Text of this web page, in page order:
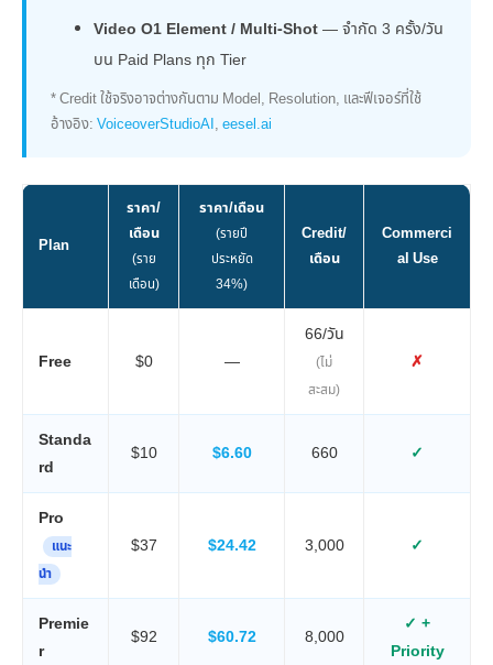
Video O1 Element / Multi-Shot— จำกัด 3 ครั้ง/วัน
บน Paid Plans ทุก Tier
* Credit ใช้จริงอาจต่างกันตาม Model, Resolution, และฟีเจอร์ที่ใช้
อ้างอิง: VoiceoverStudioAI, eesel.ai
Plan
ราคา/
เดือน
(ราย
เดือน)
ราคา/เดือน
(รายปี
ประหยัด
34%)
Credit/
เดือน
Commerci
al Use
Free $0 —
66/วัน
(ไม่
สะสม)
✗
Standa
rd
$10 $6.60 660 ✓
Pro
แนะ
นำ
$37 $24.42 3,000 ✓
Premie
r
$92 $60.72 8,000
✓ +
Priority